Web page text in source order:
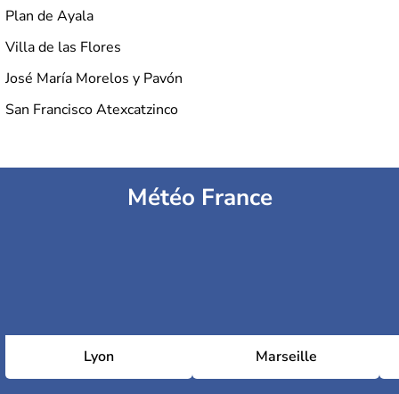
Plan de Ayala
Villa de las Flores
José María Morelos y Pavón
San Francisco Atexcatzinco
Météo France
Lyon Marseille